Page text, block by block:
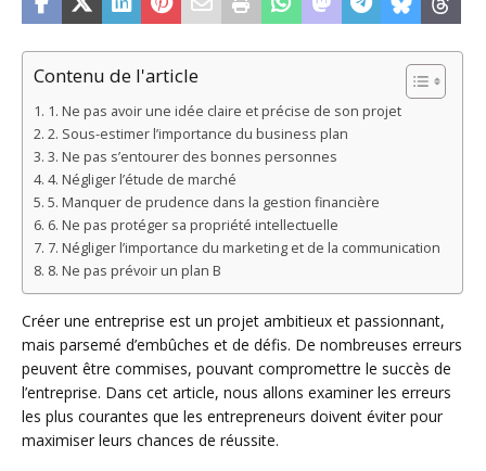
Contenu de l'article
1. Ne pas avoir une idée claire et précise de son projet
2. Sous-estimer l’importance du business plan
3. Ne pas s’entourer des bonnes personnes
4. Négliger l’étude de marché
5. Manquer de prudence dans la gestion financière
6. Ne pas protéger sa propriété intellectuelle
7. Négliger l’importance du marketing et de la communication
8. Ne pas prévoir un plan B
Créer une entreprise est un projet ambitieux et passionnant,
mais parsemé d’embûches et de défis. De nombreuses erreurs
peuvent être commises, pouvant compromettre le succès de
l’entreprise. Dans cet article, nous allons examiner les erreurs
les plus courantes que les entrepreneurs doivent éviter pour
maximiser leurs chances de réussite.